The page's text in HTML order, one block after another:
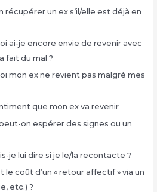
récupérer un ex s’il/elle est déjà en
ai-je encore envie de revenir avec
fait du mal ?
mon ex ne revient pas malgré mes
que mon ex va revenir
on espérer des signes ou un
je lui dire si je le/la recontacte ?
le coût d’un « retour affectif » via un
etc.) ?